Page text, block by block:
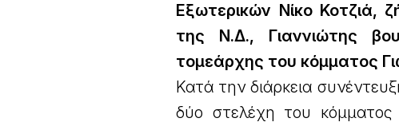
Εξωτερικών Νίκο Κοτζιά,
της Ν.Δ., Γιαννιώτης
τομεάρχης του κόμματος
Κατά την διάρκεια
δύο στελέχη του κόμματος